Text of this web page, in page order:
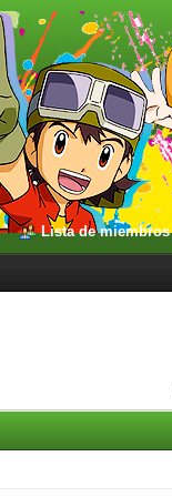
Lista de miembros